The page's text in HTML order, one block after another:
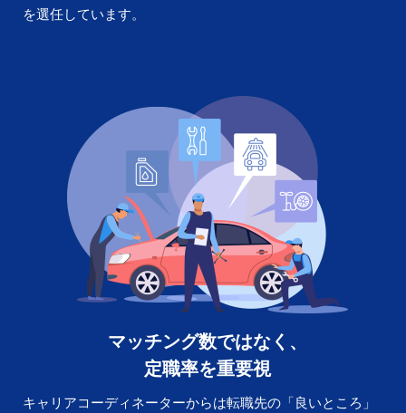
を選任しています。
マッチング数ではなく、
定職率を重要視
キャリアコーディネーターからは転職先の「良いところ」